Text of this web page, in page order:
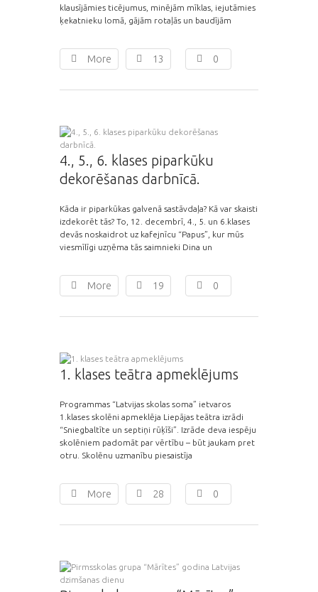
klausījāmies ticējumus, minējām mīklas, iejutāmies
ķekatnieku lomā, gājām rotaļās un baudījām
More 13 0
4., 5., 6. klases piparkūku
dekorēšanas darbnīcā.
Kāda ir piparkūkas galvenā sastāvdaļa? Kā var skaisti
izdekorēt tās? To, 12. decembrī, 4., 5. un 6.klases
devās noskaidrot uz kafejnīcu “Papus”, kur mūs
viesmīlīgi uzņēma tās saimnieki Dina un
More 19 0
1. klases teātra apmeklējums
Programmas “Latvijas skolas soma” ietvaros
1.klases skolēni apmeklēja Liepājas teātra izrādi
“Sniegbaltīte un septiņi rūķīši”. Izrāde deva iespēju
skolēniem padomāt par vērtību – būt jaukam pret
otru. Skolēnu uzmanību piesaistīja
More 28 0